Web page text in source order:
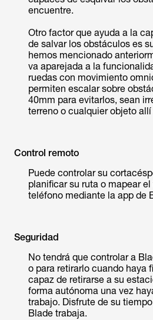
encuentre.
Otro factor que ayuda a la
de salvar los obstáculos es
hemos mencionado
va aparejada a la
ruedas con movimiento
permiten escalar sobre
40mm para evitarlos, sean
terreno o cualquier objeto
Control remoto
Puede controlar su
planificar su ruta o mapear
teléfono mediante la app de
Seguridad
No tendrá que controlar a
o para retirarlo cuando haya
capaz de retirarse a su
forma autónoma una vez
trabajo. Disfrute de su
Blade trabaja.